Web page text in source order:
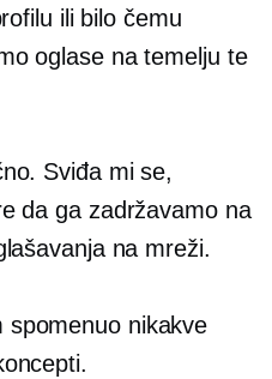
ili bilo čemu
oglase na temelju te
Sviđa mi se,
da ga zadržavamo na
na mreži.
spomenuo nikakve